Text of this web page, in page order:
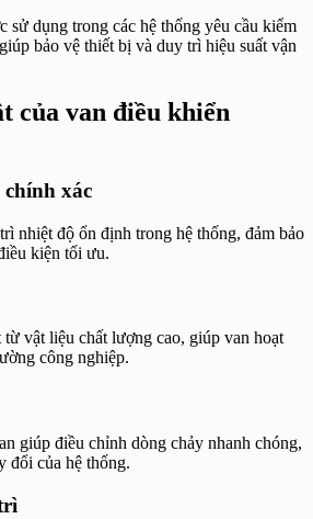
sử dụng trong các hệ thống yêu cầu kiểm
bảo vệ thiết bị và duy trì hiệu suất vận
của van điều khiển
chính xác
nhiệt độ ổn định trong hệ thống, đảm bảo
kiện tối ưu.
từ vật liệu chất lượng cao, giúp van hoạt
công nghiệp.
giúp điều chỉnh dòng chảy nhanh chóng,
đổi của hệ thống.